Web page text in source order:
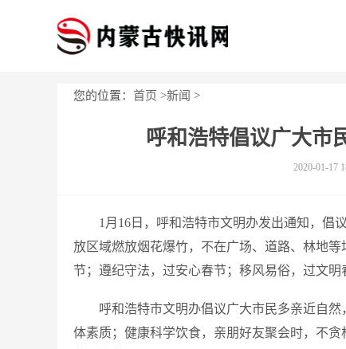
您的位置： 首页 >新闻 >
呼和浩特倡议广大市
2020-01-17
1月16日，呼和浩特市文明办发出通知，倡
放区域燃放烟花爆竹，不在广场、道路、林地
节；遵纪守法，过安心春节；移风易俗，过文明
呼和浩特市文明办倡议广大市民多亲近自
体素质；健康科学饮食，亲朋好友聚会时，不